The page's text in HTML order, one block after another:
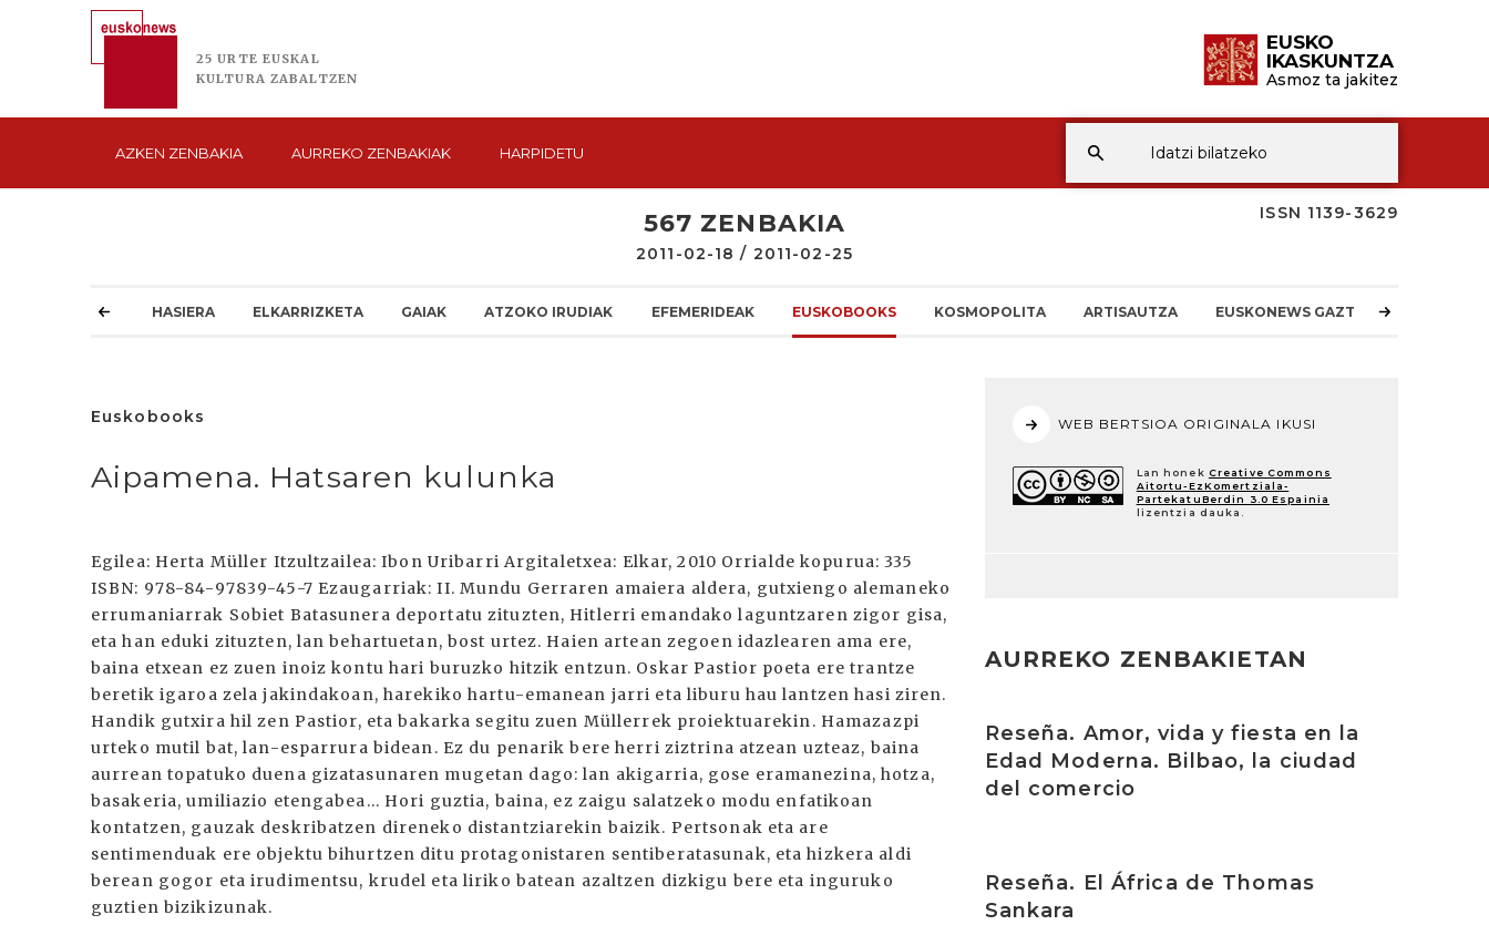
25 URTE EUSKAL
KULTURA ZABALTZEN
EUSKO
IKASKUNTZA
Asmoz ta jakitez
AZKEN ZENBAKIA AURREKO ZENBAKIAK HARPIDETU
ISSN 1139-3629
567 ZENBAKIA
2011-02-18 / 2011-02-25
HASIERA ELKARRIZKETA GAIAK ATZOKO IRUDIAK EFEMERIDEAK EUSKOBOOKS KOSMOPOLITA ARTISAUTZA EUSKONEWS GAZTEA
Euskobooks
Aipamena. Hatsaren kulunka
Egilea: Herta Müller Itzultzailea: Ibon Uribarri Argitaletxea: Elkar, 2010 Orrialde kopurua: 335
ISBN: 978-84-97839-45-7 Ezaugarriak: II. Mundu Gerraren amaiera aldera, gutxiengo alemaneko
errumaniarrak Sobiet Batasunera deportatu zituzten, Hitlerri emandako laguntzaren zigor gisa,
eta han eduki zituzten, lan behartuetan, bost urtez. Haien artean zegoen idazlearen ama ere,
baina etxean ez zuen inoiz kontu hari buruzko hitzik entzun. Oskar Pastior poeta ere trantze
beretik igaroa zela jakindakoan, harekiko hartu-emanean jarri eta liburu hau lantzen hasi ziren.
Handik gutxira hil zen Pastior, eta bakarka segitu zuen Müllerrek proiektuarekin. Hamazazpi
urteko mutil bat, lan-esparrura bidean. Ez du penarik bere herri ziztrina atzean uzteaz, baina
aurrean topatuko duena gizatasunaren mugetan dago: lan akigarria, gose eramanezina, hotza,
basakeria, umiliazio etengabea... Hori guztia, baina, ez zaigu salatzeko modu enfatikoan
kontatzen, gauzak deskribatzen direneko distantziarekin baizik. Pertsonak eta are
sentimenduak ere objektu bihurtzen ditu protagonistaren sentiberatasunak, eta hizkera aldi
berean gogor eta irudimentsu, krudel eta liriko batean azaltzen dizkigu bere eta inguruko
guztien bizikizunak.
WEB BERTSIOA ORIGINALA IKUSI
Lan honek Creative Commons
Aitortu-EzKomertziala-
PartekatuBerdin 3.0 Espainia
lizentzia dauka.
AURREKO ZENBAKIETAN
Reseña. Amor, vida y fiesta en la
Edad Moderna. Bilbao, la ciudad
del comercio
Reseña. El África de Thomas
Sankara